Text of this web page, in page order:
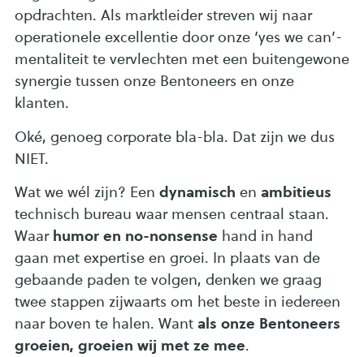
opdrachten. Als marktleider streven wij naar
operationele excellentie door onze ‘yes we can’-
mentaliteit te vervlechten met een buitengewone
synergie tussen onze Bentoneers en onze
klanten.
Oké, genoeg corporate bla-bla. Dat zijn we dus
NIET.
Wat we wél zijn? Een dynamisch en ambitieus
technisch bureau waar mensen centraal staan.
Waar humor en no-nonsense hand in hand
gaan met expertise en groei. In plaats van de
gebaande paden te volgen, denken we graag
twee stappen zijwaarts om het beste in iedereen
naar boven te halen. Want als onze Bentoneers
groeien, groeien wij met ze mee.